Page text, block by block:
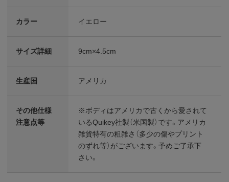
カラー イエロー
サイズ詳細 9cm×4.5cm
生産国 アメリカ
その他仕様
注意点等
※ボディはアメリカで古くから愛されて
いるQuikey社製（米国製）です。アメリカ
雑貨特有の粗雑さ（多少の傷やプリント
のずれ等）がございます。予めご了承下
さい。